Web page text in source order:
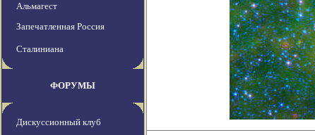
Альмагест
Запечатленная Россия
Сталиниана
ФОРУМЫ
Дискуссионный клуб